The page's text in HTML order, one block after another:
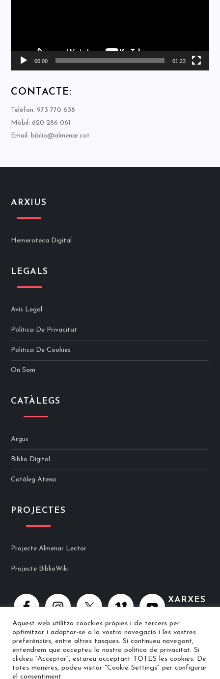
00:00 01:23
CONTACTE:
Telèfon: 973 770 638
Mòbil: 620 286 061
Email: biblio@almenar.cat
ARXIUS
Hemeroteca Digital
LEGALS
Avís Legal
Política De Privacitat
Politica De Cookies
On Som
CATÀLEGS
Argus
Biblio Digital
Catàleg Atena
PROJECTES
Projecte Almenar Lector
Projecte BiblioWiki
XARXES
© 2025 Biblioteca Ramon Berenguer IV · Web implementat per
Aquest web utilitza coockies pròpies i de tercers per
optimitzar i adaptar-se a la vostra navegació i les vostres
preferències, entre altres tasques. Si continueu navegant,
entendrem que accepteu la nostra política de privacitat. Si
clickeu “Acceptar", estareu acceptant TOTES les cookies. De
totes maneres, podeu visitar "Cookie Settings" per configurar
el consentiment.